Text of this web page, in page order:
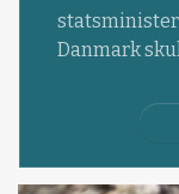
statsminister
Danmark